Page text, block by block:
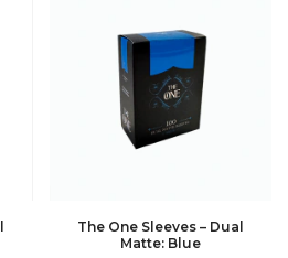
The One Sleeves – Dual
Matte: Blue